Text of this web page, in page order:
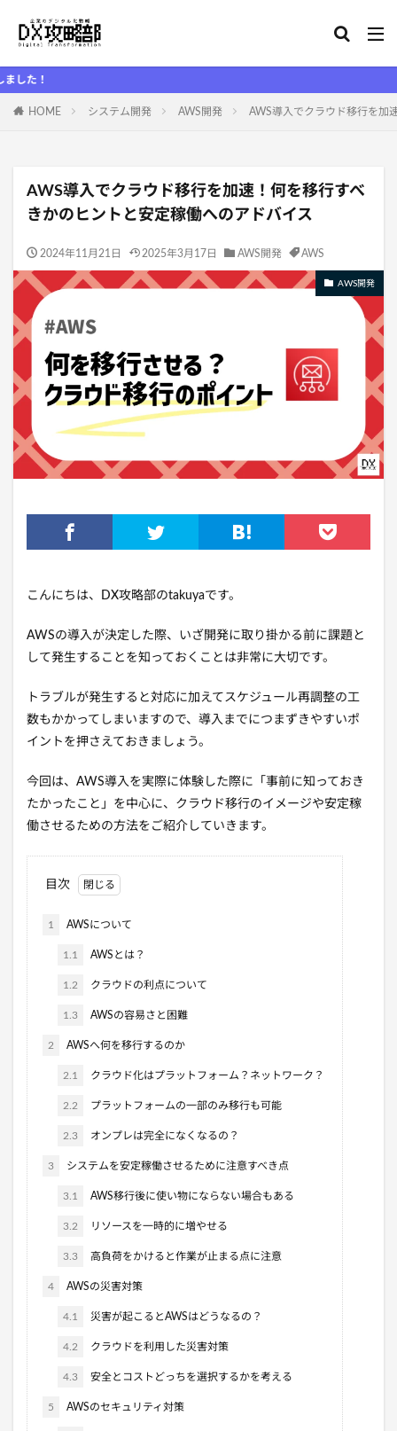
HOME システム開発 AWS開発 AWS導入でクラウド移行を加
AWS導入でクラウド移行を加速！何を移行すべ
きかのヒントと安定稼働へのアドバイス
2024年11月21日 2025年3月17日 AWS開発 AWS
AWS開発
こんにちは、DX攻略部のtakuyaです。
AWSの導入が決定した際、いざ開発に取り掛かる前に課題と
して発生することを知っておくことは非常に大切です。
トラブルが発生すると対応に加えてスケジュール再調整の工
数もかかってしまいますので、導入までにつまずきやすいポ
イントを押さえておきましょう。
今回は、AWS導入を実際に体験した際に「事前に知っておき
たかったこと」を中心に、クラウド移行のイメージや安定稼
働させるための方法をご紹介していきます。
目次
1 AWSについて
1.1 AWSとは？
1.2 クラウドの利点について
1.3 AWSの容易さと困難
2 AWSへ何を移行するのか
2.1 クラウド化はプラットフォーム？ネットワーク？
2.2 プラットフォームの一部のみ移行も可能
2.3 オンプレは完全になくなるの？
3 システムを安定稼働させるために注意すべき点
3.1 AWS移行後に使い物にならない場合もある
3.2 リソースを一時的に増やせる
3.3 高負荷をかけると作業が止まる点に注意
4 AWSの災害対策
4.1 災害が起こるとAWSはどうなるの？
4.2 クラウドを利用した災害対策
4.3 安全とコストどっちを選択するかを考える
5 AWSのセキュリティ対策